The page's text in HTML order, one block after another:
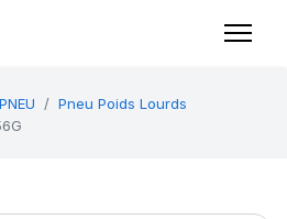
PNEU
Pneu Poids Lourds